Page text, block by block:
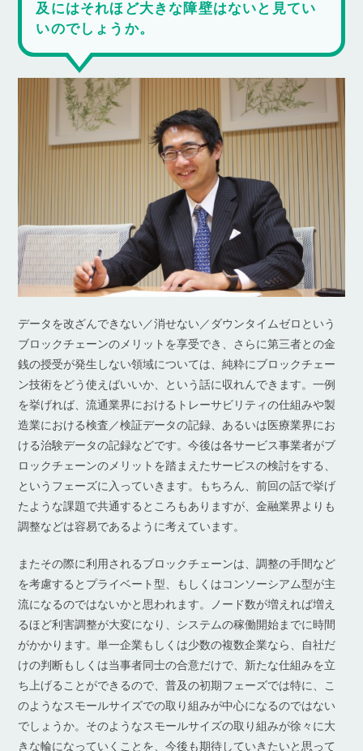
及にはそれほど大きな障壁はないと見てい
いのでしょうか。
データを改ざんできない／消せない／ダウンタイムゼロという
ブロックチェーンのメリットを享受でき、さらに第三者との金
銭の授受が発生しない領域については、純粋にブロックチェー
ン技術をどう使えばいいか、という話に収れんできます。一例
を挙げれば、流通業界におけるトレーサビリティの仕組みや製
造業における検査／検証データの記録、あるいは医療業界にお
ける治験データの記録などです。今後は各サービス事業者がブ
ロックチェーンのメリットを踏まえたサービスの検討をする、
というフェーズに入っていきます。もちろん、前回の話で挙げ
たような課題で共通するところもありますが、金融業界よりも
調整などは容易であるように考えています。
またその際に利用されるブロックチェーンは、調整の手間など
を考慮するとプライベート型、もしくはコンソーシアム型が主
流になるのではないかと思われます。ノード数が増えれば増え
るほど利害調整が大変になり、システムの稼働開始までに時間
がかかります。単一企業もしくは少数の複数企業なら、自社だ
けの判断もしくは当事者同士の合意だけで、新たな仕組みを立
ち上げることができるので、普及の初期フェーズでは特に、こ
のようなスモールサイズでの取り組みが中心になるのではない
でしょうか。そのようなスモールサイズの取り組みが徐々に大
きな輪になっていくことを、今後も期待していきたいと思って